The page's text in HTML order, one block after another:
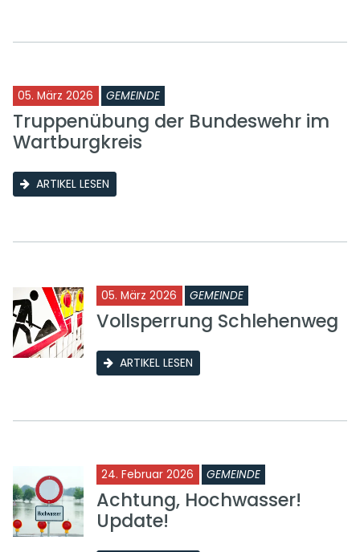
05. März 2026 GEMEINDE
Truppenübung der Bundeswehr im
Wartburgkreis
ARTIKEL LESEN
05. März 2026 GEMEINDE
Vollsperrung Schlehenweg
ARTIKEL LESEN
24. Februar 2026 GEMEINDE
Achtung, Hochwasser!
Update!